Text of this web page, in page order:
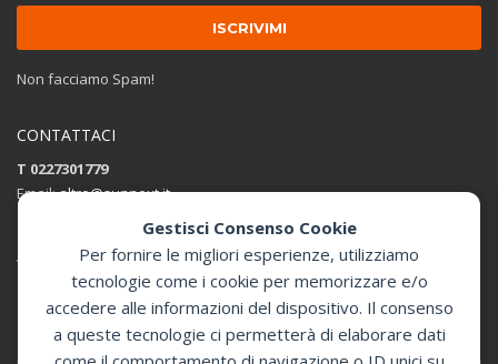
Gestisci Consenso Cookie
Per fornire le migliori esperienze, utilizziamo
tecnologie come i cookie per memorizzare e/o
accedere alle informazioni del dispositivo. Il consenso
a queste tecnologie ci permetterà di elaborare dati
Non facciamo Spam!
CONTATTACI
T 0227301779
Email:altro@sunnext.it
Via Perugino 44 , 20093 Cologno Monzese (MI)
Apri in Google Maps